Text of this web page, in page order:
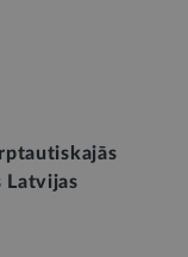
Latvijas